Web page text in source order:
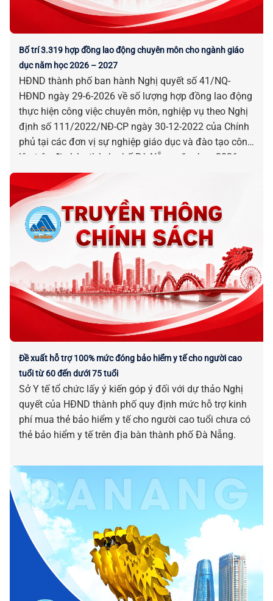
Bố trí 3.319 hợp đồng lao động chuyên môn cho ngành giáo
dục năm học 2026 – 2027
HĐND thành phố ban hành Nghị quyết số 41/NQ-
HĐND ngày 29-6-2026 về số lượng hợp đồng lao động
thực hiện công việc chuyên môn, nghiệp vụ theo Nghị
định số 111/2022/NĐ-CP ngày 30-12-2022 của Chính
phủ tại các đơn vị sự nghiệp giáo dục và đào tạo công
lập trên địa bàn thành phố Đà Nẵng năm học 2026 –
2027.
Đề xuất hỗ trợ 100% mức đóng bảo hiểm y tế cho người cao
tuổi từ 60 đến dưới 75 tuổi
Sở Y tế tổ chức lấy ý kiến góp ý đối với dự thảo Nghị
quyết của HĐND thành phố quy định mức hỗ trợ kinh
phí mua thẻ bảo hiểm y tế cho người cao tuổi chưa có
thẻ bảo hiểm y tế trên địa bàn thành phố Đà Nẵng.